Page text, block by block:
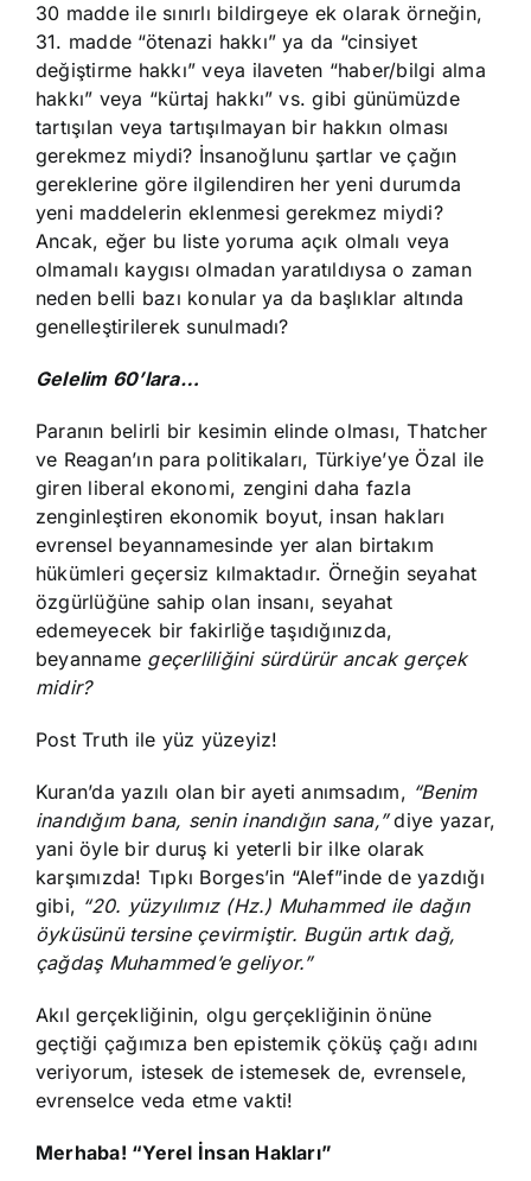
30 madde ile sınırlı bildirgeye ek olarak örneğin,
31. madde “ötenazi hakkı” ya da “cinsiyet
değiştirme hakkı” veya ilaveten “haber/bilgi alma
hakkı” veya “kürtaj hakkı” vs. gibi günümüzde
tartışılan veya tartışılmayan bir hakkın olması
gerekmez miydi? İnsanoğlunu şartlar ve çağın
gereklerine göre ilgilendiren her yeni durumda
yeni maddelerin eklenmesi gerekmez miydi?
Ancak, eğer bu liste yoruma açık olmalı veya
olmamalı kaygısı olmadan yaratıldıysa o zaman
neden belli bazı konular ya da başlıklar altında
genelleştirilerek sunulmadı?
Gelelim 60’lara…
Paranın belirli bir kesimin elinde olması, Thatcher
ve Reagan’ın para politikaları, Türkiye’ye Özal ile
giren liberal ekonomi, zengini daha fazla
zenginleştiren ekonomik boyut, insan hakları
evrensel beyannamesinde yer alan birtakım
hükümleri geçersiz kılmaktadır. Örneğin seyahat
özgürlüğüne sahip olan insanı, seyahat
edemeyecek bir fakirliğe taşıdığınızda,
beyanname geçerliliğini sürdürür ancak gerçek
midir?
Post Truth ile yüz yüzeyiz!
Kuran’da yazılı olan bir ayeti anımsadım, “Benim
inandığım bana, senin inandığın sana,”diye yazar,
yani öyle bir duruş ki yeterli bir ilke olarak
karşımızda! Tıpkı Borges’in “Alef”inde de yazdığı
gibi, “20. yüzyılımız (Hz.) Muhammed ile dağın
öyküsünü tersine çevirmiştir. Bugün artık dağ,
çağdaş Muhammed’e geliyor.”
Akıl gerçekliğinin, olgu gerçekliğinin önüne
geçtiği çağımıza ben epistemik çöküş çağı adını
veriyorum, istesek de istemesek de, evrensele,
evrenselce veda etme vakti!
Merhaba! “Yerel İnsan Hakları”